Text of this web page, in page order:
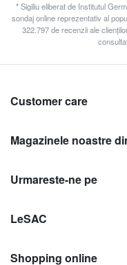
* Sigiliu eliberat de Institutul
sondaj online reprezentativ al
322.797 de recenzii ale
Customer care
Magazinele noastre
Urmareste-ne pe
LeSAC
Shopping online